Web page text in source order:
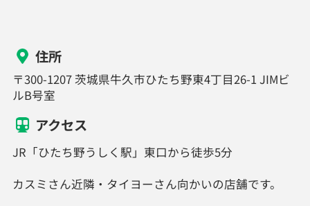
住所
〒300-1207 茨城県牛久市ひたち野東4丁目26-1 JIMビ
ルB号室
アクセス
JR「ひたち野うしく駅」東口から徒歩5分
カスミさん近隣・タイヨーさん向かいの店舗です。